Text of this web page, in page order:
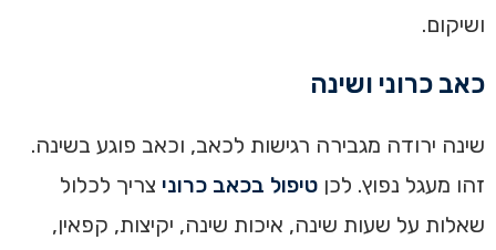
ושיקום.
כאב כרוני ושינה
שינה ירודה מגבירה רגישות לכאב, וכאב פוגע בשינה.
זהו מעגל נפוץ. לכן טיפול בכאב כרוני צריך לכלול
שאלות על שעות שינה, איכות שינה, יקיצות, קפאין,